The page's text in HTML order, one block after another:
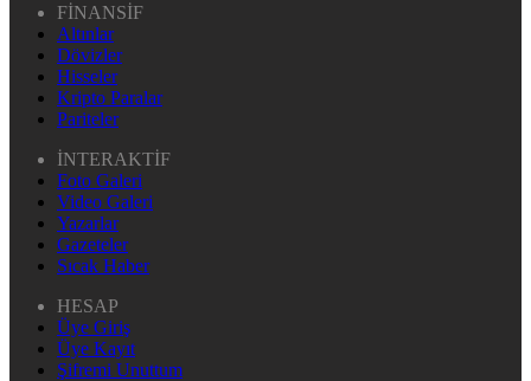
FİNANSİF
Altınlar
Dövizler
Hisseler
Kripto Paralar
Pariteler
İNTERAKTİF
Foto Galeri
Video Galeri
Yazarlar
Gazeteler
Sıcak Haber
HESAP
Üye Giriş
Üye Kayıt
Şifremi Unuttum